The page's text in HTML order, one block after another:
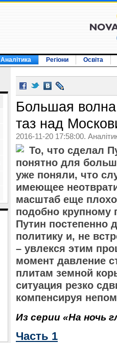
Аналітика Регіони Освіта
Большая
таз над
2016-11-20 17:58:00.
То, что сделал
понятно для
уже поняли, что
имеющее
масштаб еще
подобно крупному
Путин постепенно
политику и, не
– увлекся этим
момент давление
плитам земной
ситуация резко
компенсируя
Из серии «На ночь
Часть 1